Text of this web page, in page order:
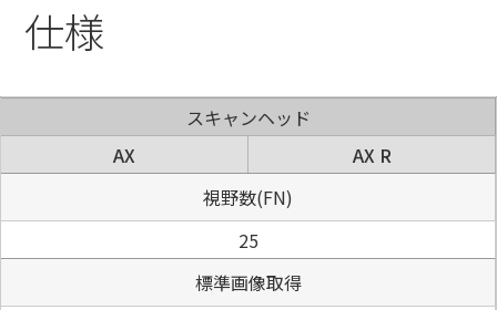
仕様
スキャンヘッド
AX
AX R
視野数(FN)
25
標準画像取得